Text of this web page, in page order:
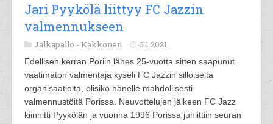
Jari Pyykölä liittyy FC Jazzin
valmennukseen
Jalkapallo - Kakkonen 6.1.2021
Edellisen kerran Poriin lähes 25-vuotta sitten saapunut
vaatimaton valmentaja kyseli FC Jazzin silloiselta
organisaatiolta, olisiko hänelle mahdollisesti
valmennustöitä Porissa. Neuvottelujen jälkeen FC Jazz
kiinnitti Pyykölän ja vuonna 1996 Porissa juhlittiin seuran